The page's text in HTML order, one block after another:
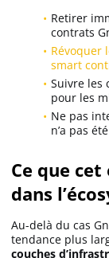
Retirer
contrats
Révoquer
smart
Suivre les
pour les
Ne pas
n’a pas
Ce que
dans
Au-delà du cas
tendance plus
couches